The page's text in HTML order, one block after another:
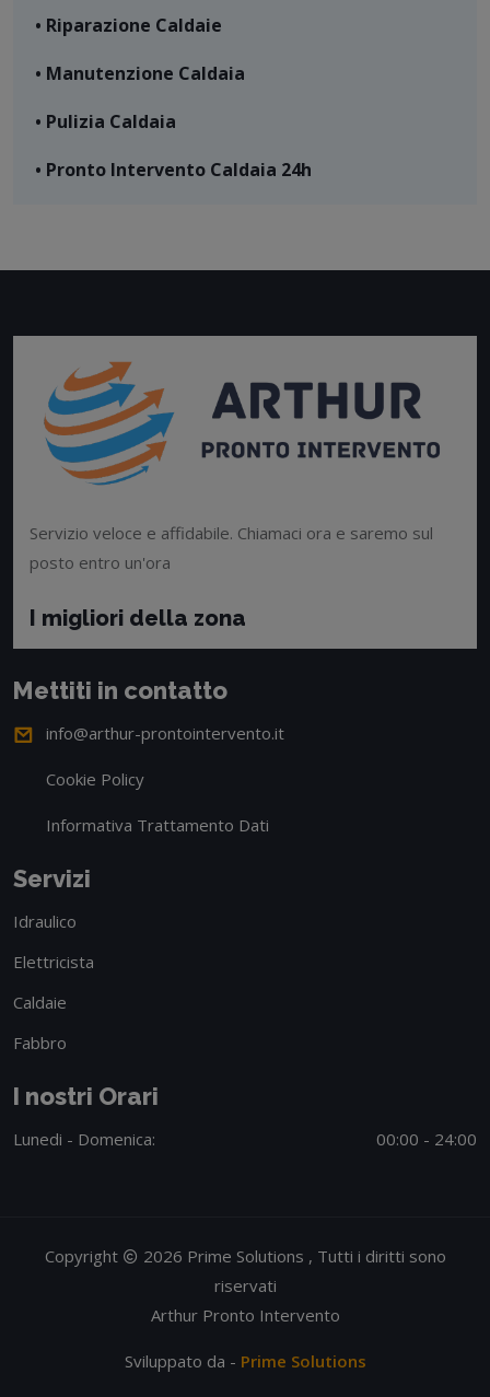
• Riparazione Caldaie
• Manutenzione Caldaia
• Pulizia Caldaia
• Pronto Intervento Caldaia 24h
Servizio veloce e affidabile. Chiamaci ora e saremo sul
posto entro un'ora
I migliori della zona
Mettiti in contatto
info@arthur-prontointervento.it
Cookie Policy
Informativa Trattamento Dati
Servizi
Idraulico
Elettricista
Caldaie
Fabbro
I nostri Orari
Lunedi - Domenica: 00:00 - 24:00
Copyright
2026 Prime Solutions , Tutti i diritti sono
riservati
Arthur Pronto Intervento
Sviluppato da - Prime Solutions